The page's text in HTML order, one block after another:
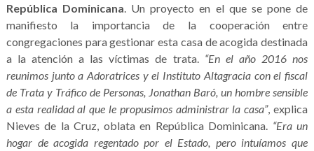
República Dominicana. Un proyecto en el que se pone de
manifiesto la importancia de la cooperación entre
congregaciones para gestionar esta casa de acogida destinada
a la atención a las víctimas de trata. “En el año 2016 nos
reunimos junto a Adoratrices y el Instituto Altagracia con el fiscal
de Trata y Tráfico de Personas, Jonathan Baró, un hombre sensible
a esta realidad al que le propusimos administrar la casa”, explica
Nieves de la Cruz, oblata en República Dominicana. “Era un
hogar de acogida regentado por el Estado, pero intuíamos que